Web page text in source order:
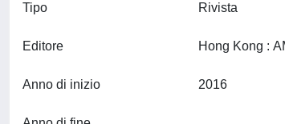
Tipo Rivista
Editore
Anno di inizio